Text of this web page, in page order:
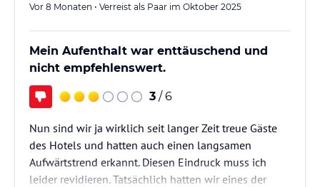
Vor 8 Monaten • Verreist als Paar im Oktober 2025
Mein Aufenthalt war enttäuschend und
nicht empfehlenswert.
3 / 6
Nun sind wir ja wirklich seit langer Zeit treue Gäste
des Hotels und hatten auch einen langsamen
Aufwärtstrend erkannt. Diesen Eindruck muss ich
leider revidieren. Tatsächlich hatten wir eines der